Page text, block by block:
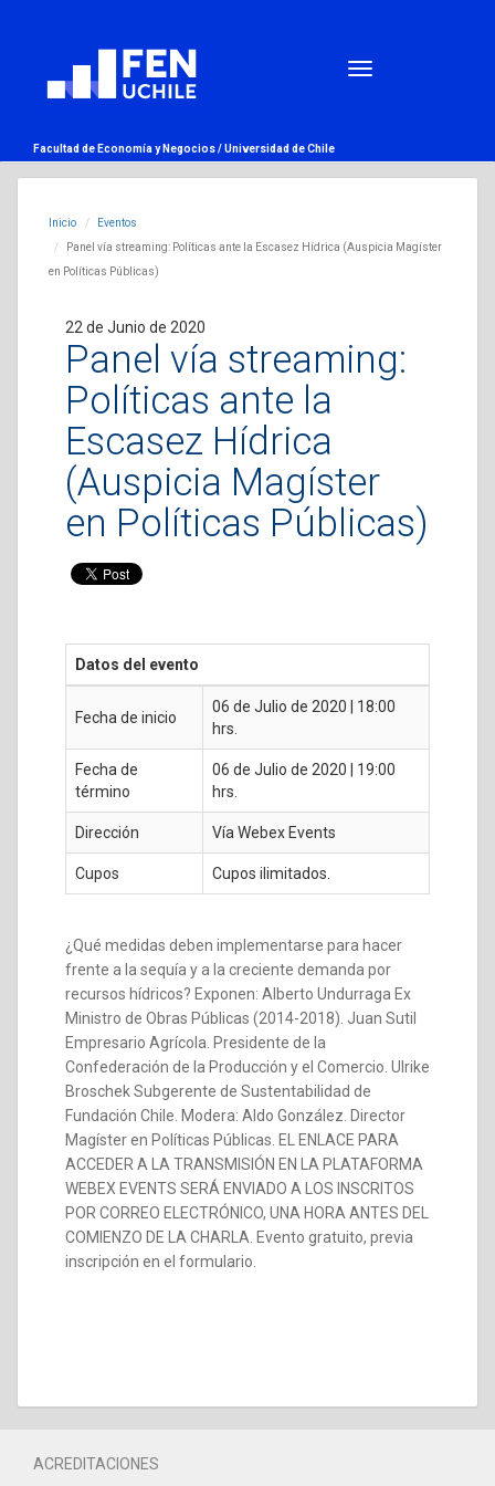
Facultad de Economía y Negocios /Universidad de Chile
Inicio
Eventos
Panel vía streaming: Políticas ante la Escasez Hídrica (Auspicia Magíster
en Políticas Públicas)
22 de Junio de 2020
Panel vía streaming:
Políticas ante la
Escasez Hídrica
(Auspicia Magíster
en Políticas Públicas)
Datos del evento
Fecha de inicio
06 de Julio de 2020 | 18:00
hrs.
Fecha de
término
06 de Julio de 2020 | 19:00
hrs.
Dirección Vía Webex Events
Cupos Cupos ilimitados.
¿Qué medidas deben implementarse para hacer
frente a la sequía y a la creciente demanda por
recursos hídricos? Exponen: Alberto Undurraga Ex
Ministro de Obras Públicas (2014-2018). Juan Sutil
Empresario Agrícola. Presidente de la
Confederación de la Producción y el Comercio. Ulrike
Broschek Subgerente de Sustentabilidad de
Fundación Chile. Modera: Aldo González. Director
Magíster en Políticas Públicas. EL ENLACE PARA
ACCEDER A LA TRANSMISIÓN EN LA PLATAFORMA
WEBEX EVENTS SERÁ ENVIADO A LOS INSCRITOS
POR CORREO ELECTRÓNICO, UNA HORA ANTES DEL
COMIENZO DE LA CHARLA. Evento gratuito, previa
inscripción en el formulario.
ACREDITACIONES